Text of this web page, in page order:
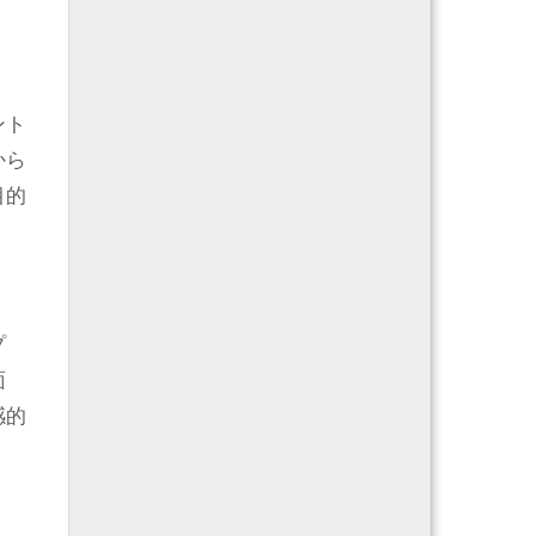
的
的